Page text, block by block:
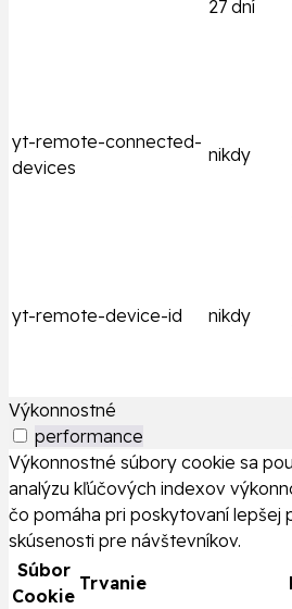
27 dní
yt-remote-connected-
devices
nikdy
yt-remote-device-id nikdy
Výkonnostné
performance
Výkonnostné súbory cookie sa
analýzu kľúčových indexov
čo pomáha pri poskytovaní lepšej
skúsenosti pre návštevníkov.
Súbor
Cookie
Trvanie